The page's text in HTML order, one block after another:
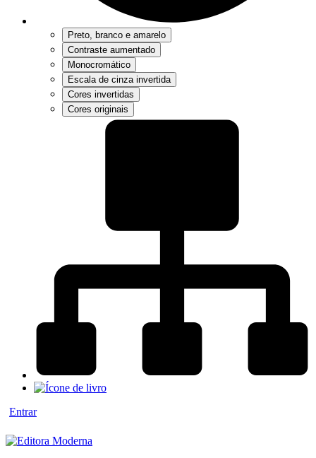
Preto, branco e amarelo
Contraste aumentado
Monocromático
Escala de cinza invertida
Cores invertidas
Cores originais
Entrar